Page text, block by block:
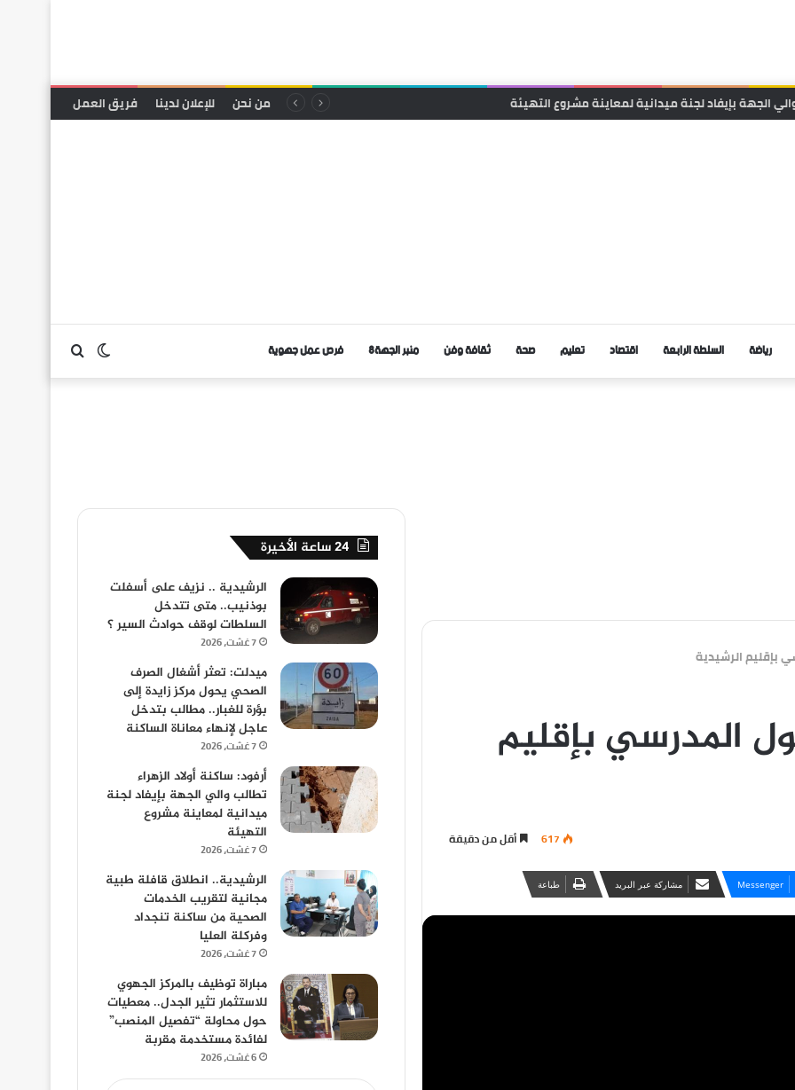
لتقريب الخدمات الصحية من ساكنة تنجداد وفركلة العليا من نحن للإعلان لدينا فريق العمل
رياضة السلطة الرابعة اقتصاد تعليم صحة ثقافة وفن منبر الجهة8 فرص عمل جهوية
بإقليم الرشيدية
المدرسي بإقليم
617 أقل من دقيقة
Messenger مشاركة عبر البريد طباعة
24 ساعة الأخيرة
الرشيدية .. نزيف على أسفلت
بوذنيب.. متى تتدخل
السلطات لوقف حوادث السير ؟
7 غشت، 2026
ميدلت: تعثر أشغال الصرف
الصحي يحول مركز زايدة إلى
بؤرة للغبار.. مطالب بتدخل
عاجل لإنهاء معاناة الساكنة
7 غشت، 2026
أرفود: ساكنة أولاد الزهراء
تطالب والي الجهة بإيفاد لجنة
ميدانية لمعاينة مشروع
التهيئة
7 غشت، 2026
الرشيدية.. انطلاق قافلة طبية
مجانية لتقريب الخدمات
الصحية من ساكنة تنجداد
وفركلة العليا
7 غشت، 2026
مباراة توظيف بالمركز الجهوي
للاستثمار تثير الجدل.. معطيات
حول محاولة “تفصيل المنصب”
لفائدة مستخدمة مقربة
6 غشت، 2026